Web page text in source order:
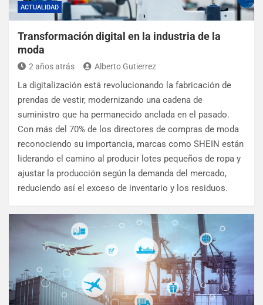
ACTUALIDAD
Transformación digital en la industria de la
moda
2 años atrás Alberto Gutierrez
La digitalización está revolucionando la fabricación de
prendas de vestir, modernizando una cadena de
suministro que ha permanecido anclada en el pasado.
Con más del 70% de los directores de compras de moda
reconociendo su importancia, marcas como SHEIN están
liderando el camino al producir lotes pequeños de ropa y
ajustar la producción según la demanda del mercado,
reduciendo así el exceso de inventario y los residuos.